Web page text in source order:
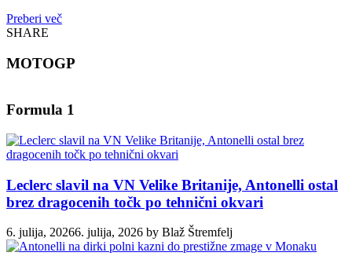
Preberi več
SHARE
MOTOGP
Formula 1
Leclerc slavil na VN Velike Britanije, Antonelli ostal
brez dragocenih točk po tehnični okvari
6. julija, 20266. julija, 2026 by Blaž Štremfelj